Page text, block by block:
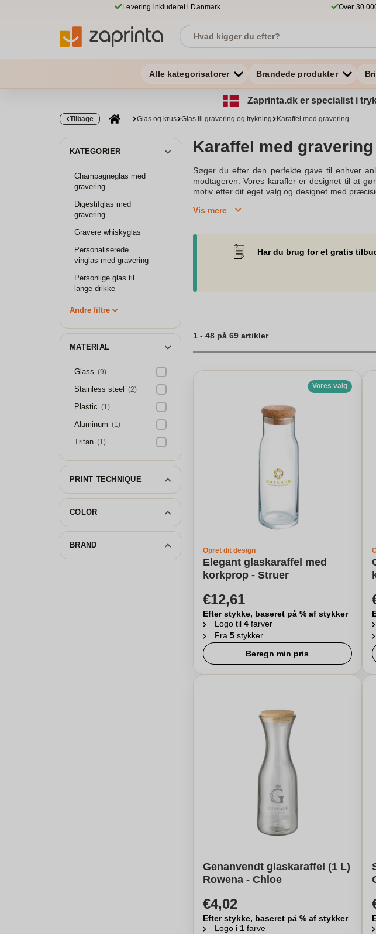
Levering inkluderet i Danmark Over
Alle kategorisatorer Brandede produkter
Zaprinta.dk er specialist i
Tilbage Glas og krus Glas til gravering og trykning Karaffel med gravering
KATEGORIER
Champagneglas med
gravering
Digestifglas med
gravering
Gravere whiskyglas
Personaliserede
vinglas med gravering
Personlige glas til
lange drikke
Andre filtre
MATERIAL
Glass (9)
Stainless steel (2)
Plastic (1)
Aluminum (1)
Tritan (1)
PRINT TECHNIQUE
COLOR
BRAND
Karaffel med gravering
Søger du efter den perfekte gave til enhver
modtageren. Vores karafler er designet til at
motiv efter dit eget valg og designet med
produkter tilbyder et flot udvalg af karafler med
Skulle du have brug for hjælp eller har
perfekte gave til en du holder af. Overrask din
Vis mere
Har du brug for et gratis
1 - 48 på 69 artikler
Vores valg
Opret dit design
Elegant glaskaraffel med
korkprop - Struer
€12,61
Efter stykke, baseret på % af stykker
Logo til 4 farver
Fra 5 stykker
Beregn min pris
Genanvendt glaskaraffel (1 L)
Rowena - Chloe
€4,02
Efter stykke, baseret på % af stykker
Logo i 1 farve